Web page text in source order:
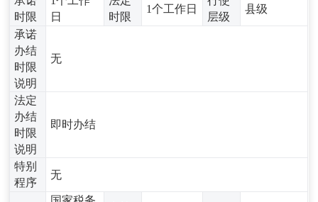
时限
日
时限
1个工作日
层级
县级
承诺
办结
时限
说明
无
法定
办结
时限
说明
即时办结
特别
程序
无